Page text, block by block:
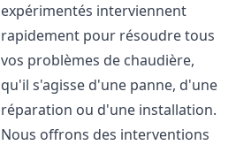
expérimentés interviennent
rapidement pour résoudre tous
vos problèmes de chaudière,
qu'il s'agisse d'une panne, d'une
réparation ou d'une installation.
Nous offrons des interventions